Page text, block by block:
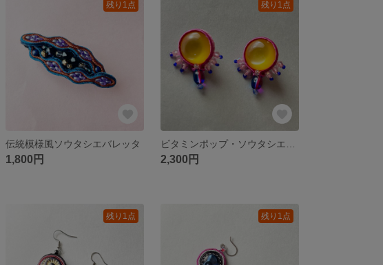
残り1点
伝統模様風ソウタシエバレッタ
1,800円
残り1点
2,300円
残り1点 残り1点